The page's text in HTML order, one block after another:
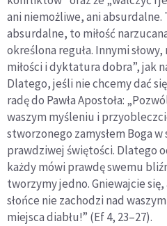
ani niemożliwe, ani absurdalne.
absurdalne, to miłość
określona reguła. Innymi
miłości i dyktatura dobra”, jak
Dlatego, jeśli nie chcemy dać
radę do Pawła Apostoła:
waszym myśleniu i
stworzonego zamysłem Boga
prawdziwej świętości. Dlatego
każdy mówi prawdę swemu
tworzymy jedno. Gniewajcie
słońce nie zachodzi nad
miejsca diabłu!” (Ef 4, 23–27).